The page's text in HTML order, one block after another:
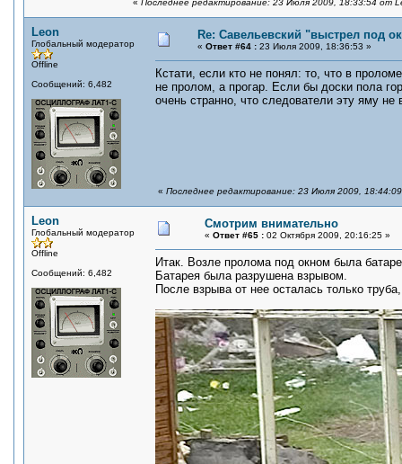
« Последнее редактирование: 23 Июля 2009, 18:33:54 от
Leon
Глобальный модератор
Offline
Сообщений: 6,482
Re: Савельевский "выстрел под
« Ответ #64 : 23 Июля 2009, 18:36:53 »
Кстати, если кто не понял: то, что в
не пролом, а прогар. Если бы доски пола
очень странно, что следователи эту яму
« Последнее редактирование: 23 Июля 2009,
Leon
Глобальный модератор
Offline
Сообщений: 6,482
Смотрим внимательно
« Ответ #65 : 02 Октября 2009, 20:16:25 »
Итак. Возле пролома под окном была
Батарея была разрушена взрывом.
После взрыва от нее осталась только